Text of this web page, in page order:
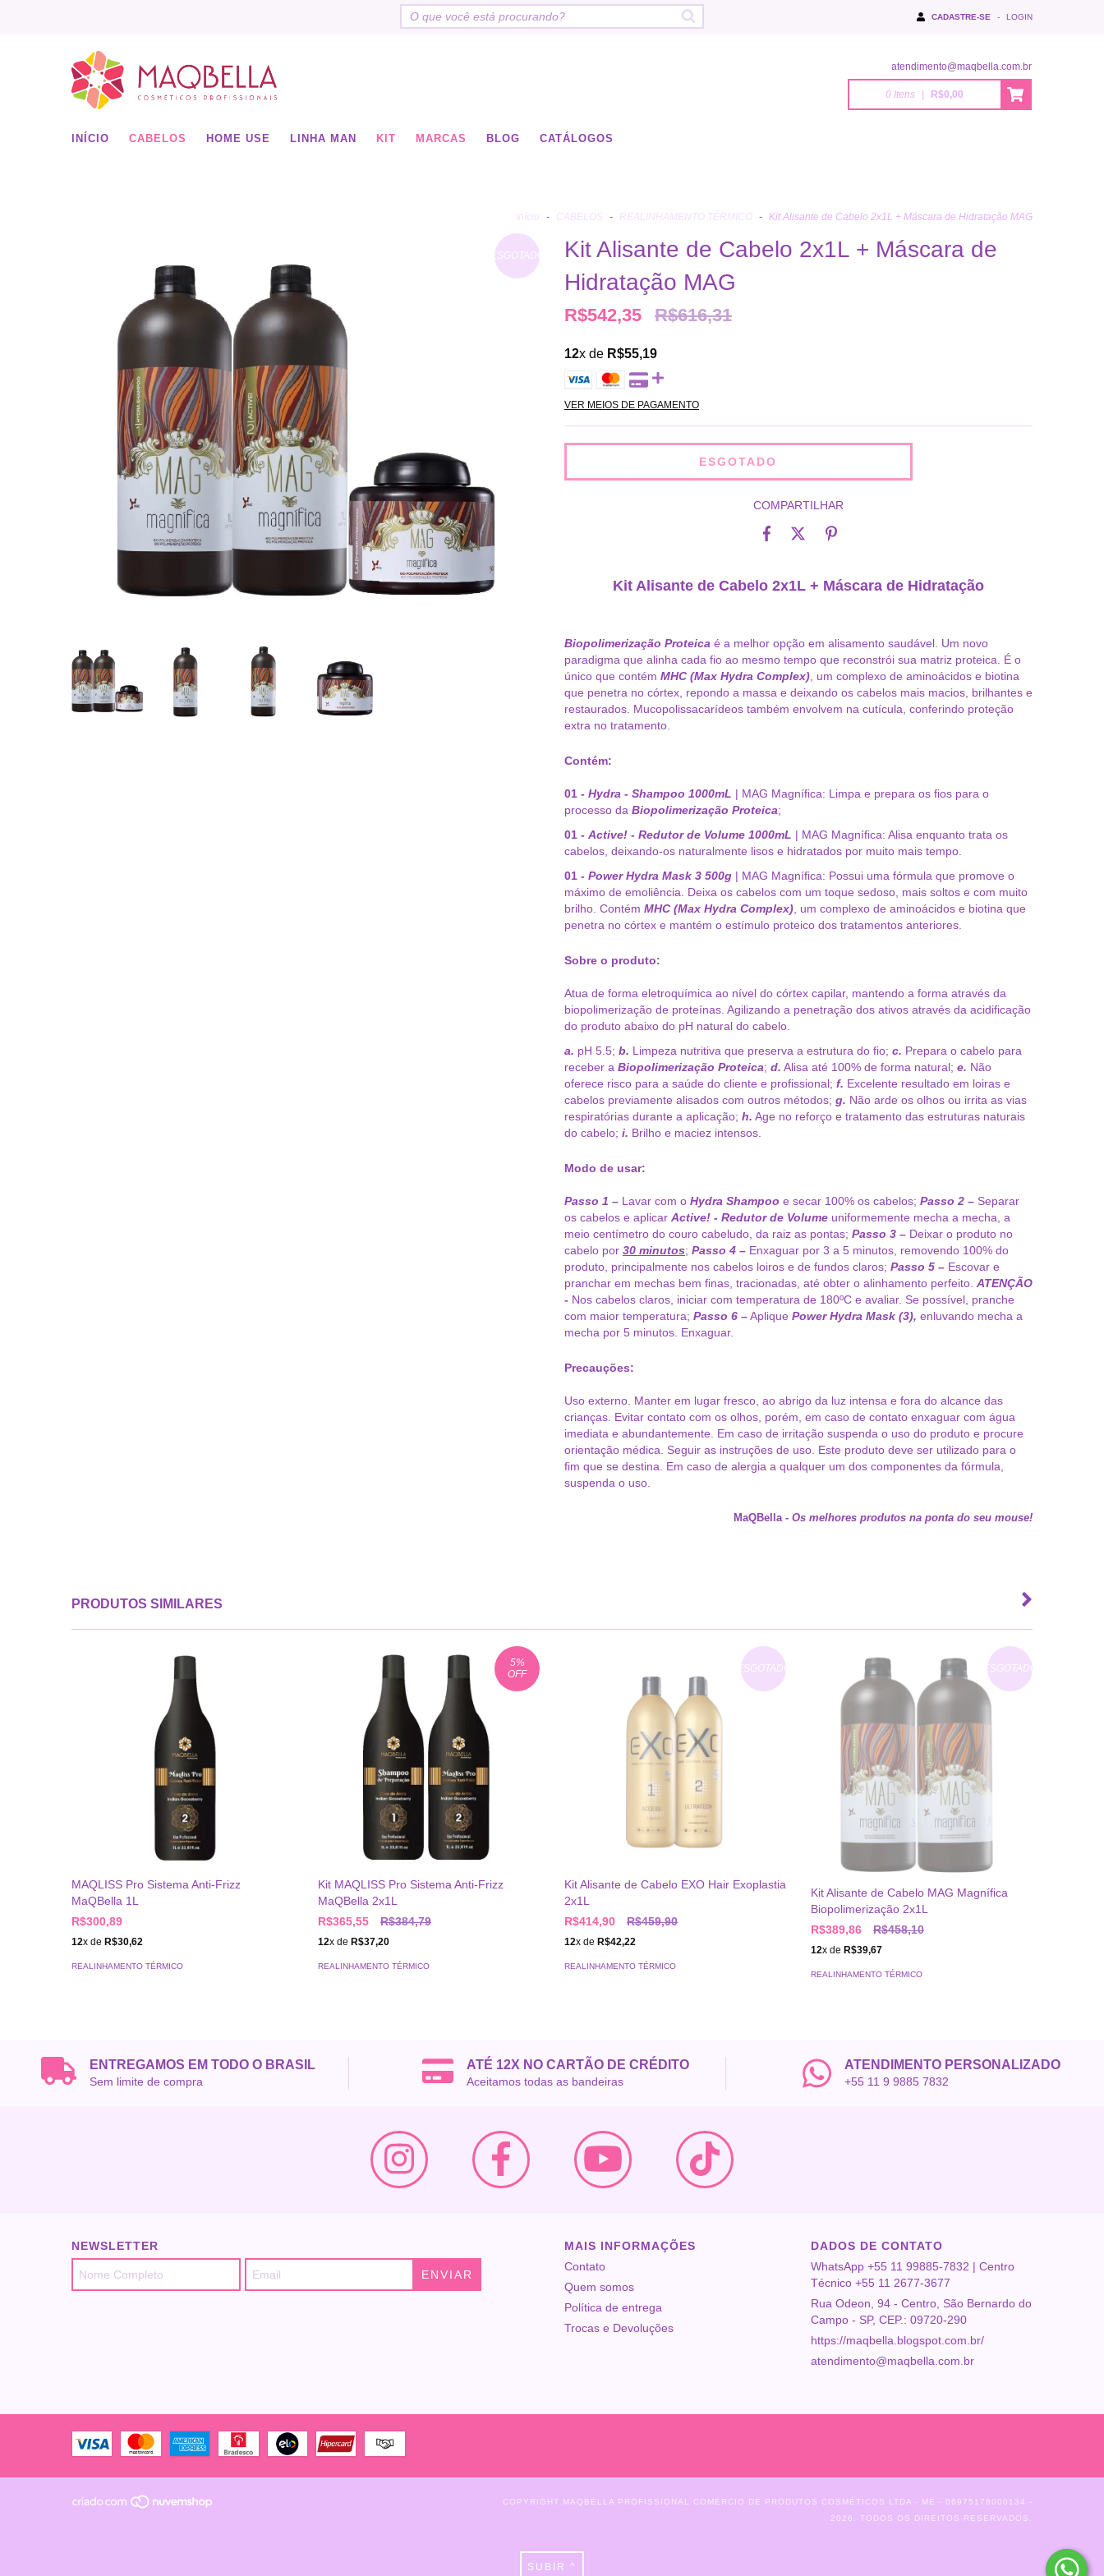
CADASTRE-SE - LOGIN
atendimento@maqbella.com.br
0Itens R$0,00
INÍCIO CABELOS HOME USE LINHA MAN KIT MARCAS BLOG CATÁLOGOS
Início - CABELOS - REALINHAMENTO TÉRMICO - Kit Alisante de Cabelo 2x1L + Máscara de Hidratação MAG
ESGOTADO
Kit Alisante de Cabelo 2x1L + Máscara de
Hidratação MAG
R$542,35 R$616,31
12x de R$55,19
VER MEIOS DE PAGAMENTO
COMPARTILHAR
Kit Alisante de Cabelo 2x1L + Máscara de Hidratação
Biopolimerização Proteica é a melhor opção em alisamento saudável. Um novo
paradigma que alinha cada fio ao mesmo tempo que reconstrói sua matriz proteica. É o
único que contém MHC (Max Hydra Complex) , um complexo de aminoácidos e biotina
que penetra no córtex, repondo a massa e deixando os cabelos mais macios, brilhantes e
restaurados. Mucopolissacarídeos também envolvem na cutícula, conferindo proteção
extra no tratamento.
Contém:
01 - Hydra - Shampoo 1000mL | MAG Magnífica: Limpa e prepara os fios para o
processo da Biopolimerização Proteica;
01 - Active! - Redutor de Volume 1000mL | MAG Magnífica: Alisa enquanto trata os
cabelos, deixando-os naturalmente lisos e hidratados por muito mais tempo.
01 - Power Hydra Mask 3 500g | MAG Magnífica: Possui uma fórmula que promove o
máximo de emoliência. Deixa os cabelos com um toque sedoso, mais soltos e com muito
brilho. Contém MHC (Max Hydra Complex) , um complexo de aminoácidos e biotina que
penetra no córtex e mantém o estímulo proteico dos tratamentos anteriores.
Sobre o produto:
Atua de forma eletroquímica ao nível do córtex capilar, mantendo a forma através da
biopolimerização de proteínas. Agilizando a penetração dos ativos através da acidificação
do produto abaixo do pH natural do cabelo.
a. pH 5.5; b. Limpeza nutritiva que preserva a estrutura do fio; c. Prepara o cabelo para
receber a Biopolimerização Proteica; d. Alisa até 100% de forma natural; e. Não
oferece risco para a saúde do cliente e profissional; f. Excelente resultado em loiras e
cabelos previamente alisados com outros métodos; g. Não arde os olhos ou irrita as vias
respiratórias durante a aplicação; h. Age no reforço e tratamento das estruturas naturais
do cabelo; i. Brilho e maciez intensos.
Modo de usar:
Passo 1 – Lavar com o Hydra Shampoo e secar 100% os cabelos; Passo 2 – Separar
os cabelos e aplicar Active! - Redutor de Volume uniformemente mecha a mecha, a
meio centímetro do couro cabeludo, da raiz as pontas; Passo 3 – Deixar o produto no
cabelo por 30 minutos; Passo 4 – Enxaguar por 3 a 5 minutos, removendo 100% do
produto, principalmente nos cabelos loiros e de fundos claros; Passo 5 – Escovar e
pranchar em mechas bem finas, tracionadas, até obter o alinhamento perfeito. ATENÇÃO
- Nos cabelos claros, iniciar com temperatura de 180ºC e avaliar. Se possível, pranche
com maior temperatura; Passo 6 –Aplique Power Hydra Mask (3), enluvando mecha a
mecha por 5 minutos. Enxaguar.
Precauções:
Uso externo. Manter em lugar fresco, ao abrigo da luz intensa e fora do alcance das
crianças. Evitar contato com os olhos, porém, em caso de contato enxaguar com água
imediata e abundantemente. Em caso de irritação suspenda o uso do produto e procure
orientação médica. Seguir as instruções de uso. Este produto deve ser utilizado para o
fim que se destina. Em caso de alergia a qualquer um dos componentes da fórmula,
suspenda o uso.
MaQBella - Os melhores produtos na ponta do seu mouse!
PRODUTOS SIMILARES
MAQLISS Pro Sistema Anti-Frizz
MaQBella 1L
R$300,89
12x de R$30,62
REALINHAMENTO TÉRMICO
5%
OFF
Kit MAQLISS Pro Sistema Anti-Frizz
MaQBella 2x1L
R$365,55
R$384,79
12x de R$37,20
REALINHAMENTO TÉRMICO
ESGOTADO
Kit Alisante de Cabelo EXO Hair Exoplastia
2x1L
R$414,90
R$459,90
12x de R$42,22
REALINHAMENTO TÉRMICO
ESGOTADO
Kit Alisante de Cabelo MAG Magnífica
Biopolimerização 2x1L
R$389,86
R$458,10
12x de R$39,67
REALINHAMENTO TÉRMICO
ENTREGAMOS EM TODO O BRASIL
Sem limite de compra
ATÉ 12X NO CARTÃO DE CRÉDITO
Aceitamos todas as bandeiras
ATENDIMENTO PERSONALIZADO
+55 11 9 9885 7832
NEWSLETTER
MAIS INFORMAÇÕES
Contato
Quem somos
Política de entrega
Trocas e Devoluções
DADOS DE CONTATO
WhatsApp +55 11 99885-7832 | Centro
Técnico +55 11 2677-3677
Rua Odeon, 94 - Centro, São Bernardo do
Campo - SP, CEP.: 09720-290
https://maqbella.blogspot.com.br/
atendimento@maqbella.com.br
COPYRIGHT MAQBELLA PROFISSIONAL COMERCIO DE PRODUTOS COSMÉTICOS LTDA - ME - 06975178000134 -
2026. TODOS OS DIREITOS RESERVADOS.
SUBIR ^